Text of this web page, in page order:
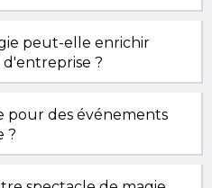
peut-elle enrichir
?
pour des événements
?